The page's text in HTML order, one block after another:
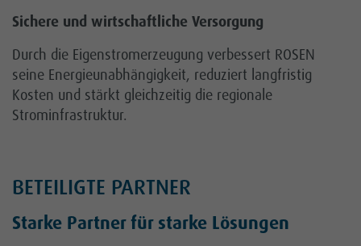
Sichere und wirtschaftliche Versorgung
Durch die Eigenstromerzeugung verbessert ROSEN
seine Energieunabhängigkeit, reduziert langfristig
Kosten und stärkt gleichzeitig die regionale
Strominfrastruktur.
BETEILIGTE PARTNER
Starke Partner für starke Lösungen